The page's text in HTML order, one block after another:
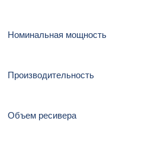
Номинальная мощность
Производительность
Объем ресивера